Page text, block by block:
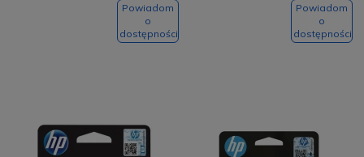
Powiadom
o
dostępności
Powiadom
o
dostępności